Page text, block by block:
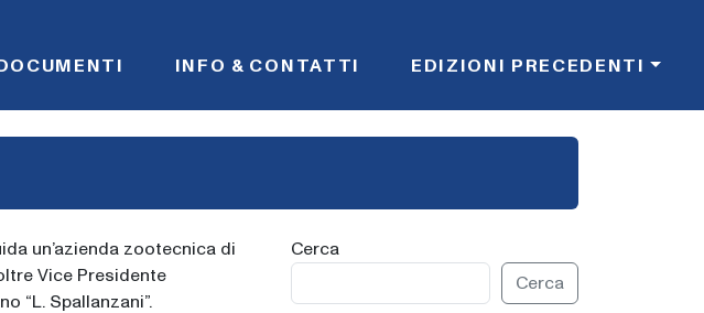
DOCUMENTI INFO & CONTATTI EDIZIONI PRECEDENTI
un’azienda zootecnica di
Vice Presidente
“L. Spallanzani”.
Cerca
Cerca